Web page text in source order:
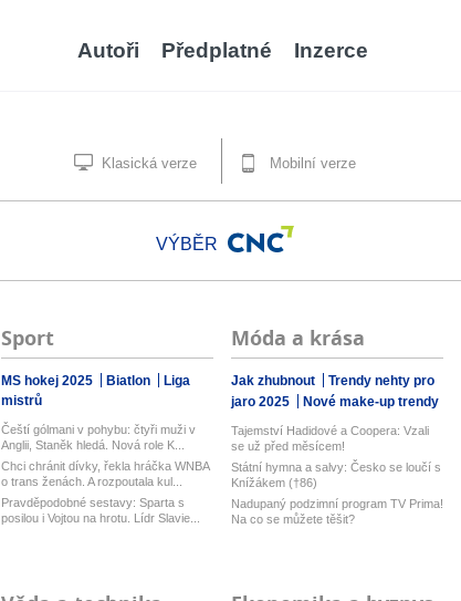
Autoři Předplatné Inzerce
Klasická verze Mobilní verze
VÝBĚR
Sport
MS hokej 2025 Biatlon
Liga
mistrů
Čeští gólmani v pohybu: čtyři muži v
Anglii, Staněk hledá. Nová role K...
Chci chránit dívky, řekla hráčka WNBA
o trans ženách. A rozpoutala kul...
Pravděpodobné sestavy: Sparta s
posilou i Vojtou na hrotu. Lídr Slavie...
Móda a krása
Jak zhubnout
Trendy nehty pro
jaro 2025
Nové make-up trendy
Tajemství Hadidové a Coopera: Vzali
se už před měsícem!
Státní hymna a salvy: Česko se loučí s
Knížákem (†86)
Nadupaný podzimní program TV Prima!
Na co se můžete těšit?